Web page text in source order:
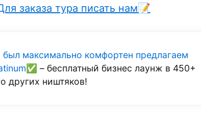
заказа тура писать нам📝
максимально комфортен предлагаем
– бесплатный бизнес лаунж в 450+
других ништяков!